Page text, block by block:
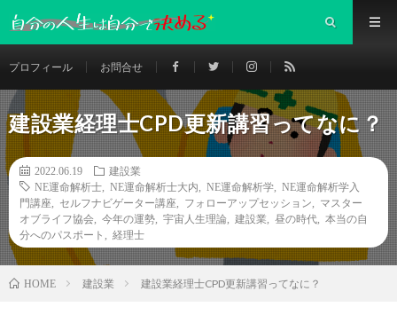
プロフィール お問合せ
建設業経理士CPD更新講習ってなに？
2022.06.19
建設業
NE運命解析士
NE運命解析士大内 NE運命解析学
NE運命解析学入
門講座
セルフナビゲーター講座 フォローアップセッション
マスター
オブライフ協会
今年の運勢 宇宙人生理論 建設業 昼の時代
本当の自
分へのパスポート
経理士
HOME 建設業 建設業経理士CPD更新講習ってなに？